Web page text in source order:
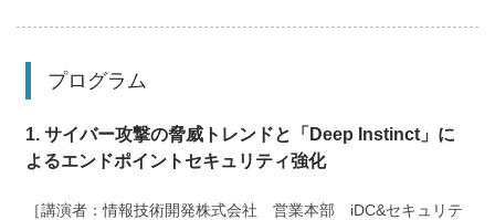
プログラム
1. サイバー攻撃の脅威トレンドと「Deep Instinct」に
よるエンドポイントセキュリティ強化
［講演者：情報技術開発株式会社 営業本部 iDC&セキュリテ